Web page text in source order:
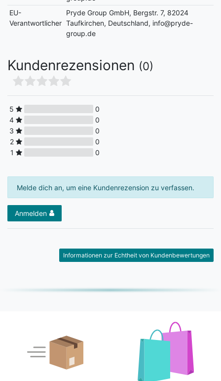
EU-
Verantwortlicher
Pryde Group GmbH, Bergstr. 7, 82024
Taufkirchen, Deutschland, info@pryde-
group.de
Kundenrezensionen (0)
5
0
4
0
3
0
2
0
1
0
Melde dich an, um eine Kundenrezension zu verfassen.
Anmelden
Informationen zur Echtheit von Kundenbewertungen